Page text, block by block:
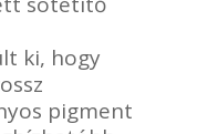
ki, hogy
pigment